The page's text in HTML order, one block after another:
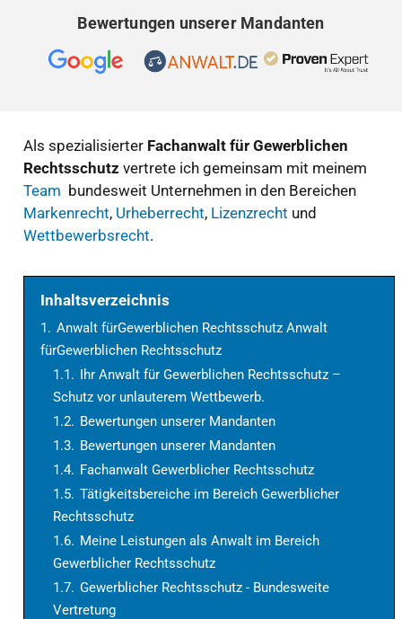
Bewertungen unserer Mandanten
Als spezialisierter Fachanwalt für Gewerblichen
Rechtsschutz vertrete ich gemeinsam mit meinem
Team bundesweit Unternehmen in den Bereichen
Markenrecht, Urheberrecht, Lizenzrecht und
Wettbewerbsrecht.
Inhaltsverzeichnis
1. Anwalt fürGewerblichen Rechtsschutz Anwalt
fürGewerblichen Rechtsschutz
1.1. Ihr Anwalt für Gewerblichen Rechtsschutz –
Schutz vor unlauterem Wettbewerb.
1.2. Bewertungen unserer Mandanten
1.3. Bewertungen unserer Mandanten
1.4. Fachanwalt Gewerblicher Rechtsschutz
1.5. Tätigkeitsbereiche im Bereich Gewerblicher
Rechtsschutz
1.6. Meine Leistungen als Anwalt im Bereich
Gewerblicher Rechtsschutz
1.7. Gewerblicher Rechtsschutz - Bundesweite
Vertretung